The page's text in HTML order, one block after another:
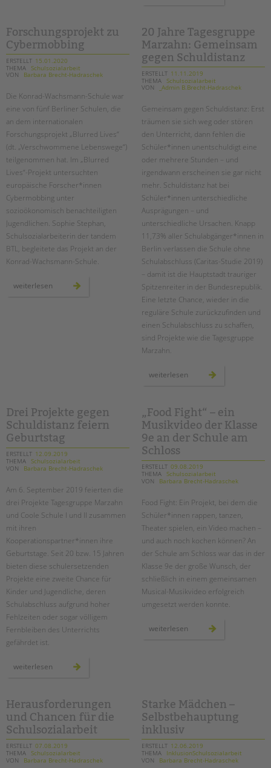
Forschungsprojekt zu
Cybermobbing
ERSTELLT 15.01.2020
THEMA Schulsozialarbeit
VON
Barbara Brecht-Hadraschek
Die Konrad-Wachsmann-Schule war
eine von fünf Berliner Schulen, die
an dem internationalen
Forschungsprojekt „Blurred Lives“
(dt. „Verschwommene Lebenswege“)
teilgenommen hat. Im „Blurred
Lives“-Projekt untersuchten
europäische Forscher*innen
Cybermobbing unter
sozioökonomisch benachteiligten
Jugendlichen. Sophie Stephan,
Schulsozialarbeiterin der tandem
BTL, begleitete das Projekt an der
Konrad-Wachsmann-Schule.
weiterlesen forschungsprojekt
20 Jahre Tagesgruppe
Marzahn: Gemeinsam
gegen Schuldistanz
ERSTELLT 11.11.2019
THEMA Schulsozialarbeit
VON
_Admin B.Brecht-Hadraschek
Gemeinsam gegen Schuldistanz: Erst
träumen sie sich weg oder stören
den Unterricht, dann fehlen die
Schüler*innen unentschuldigt eine
oder mehrere Stunden – und
irgendwann erscheinen sie gar nicht
mehr. Schuldistanz hat bei
Schüler*innen unterschiedliche
Ausprägungen – und
unterschiedliche Ursachen. Knapp
11,73% aller Schulabgänger*innen in
Berlin verlassen die Schule ohne
Schulabschluss (Caritas-Studie 2019)
– damit ist die Hauptstadt trauriger
Spitzenreiter in der Bundesrepublik.
Eine letzte Chance, wieder in die
reguläre Schule zurückzufinden und
einen Schulabschluss zu schaffen,
sind Projekte wie die Tagesgruppe
Marzahn.
weiterlesen
gegen
schuldistanz
Drei Projekte gegen
Schuldistanz feiern
Geburtstag
ERSTELLT 12.09.2019
THEMA Schulsozialarbeit
VON
Barbara Brecht-Hadraschek
Am 6. September 2019 feierten die
drei Projekte Tagesgruppe Marzahn
und Coole Schule I und II zusammen
mit ihren
Kooperationspartner*innen ihre
Geburtstage. Seit 20 bzw. 15 Jahren
bieten diese schulersetzenden
Projekte eine zweite Chance für
Kinder und Jugendliche, deren
Schulabschluss aufgrund hoher
Fehlzeiten oder sogar völligem
Fernbleiben des Unterrichts
gefährdet ist.
weiterlesen
projekte
geburtstag
„Food Fight“ – ein
Musikvideo der Klasse
9e an der Schule am
Schloss
ERSTELLT 09.08.2019
THEMA Schulsozialarbeit
VON
Barbara Brecht-Hadraschek
Food Fight: Ein Projekt, bei dem die
Schüler*innen rappen, tanzen,
Theater spielen, ein Video machen –
und auch noch kochen können? An
der Schule am Schloss war das in der
Klasse 9e der große Wunsch, der
schließlich in einem gemeinsamen
Musical-Musikvideo erfolgreich
umgesetzt werden konnte.
weiterlesen
schule
am
schloss
Herausforderungen
und Chancen für die
Schulsozialarbeit
ERSTELLT 07.08.2019
THEMA Schulsozialarbeit
VON
Barbara Brecht-Hadraschek
Starke Mädchen –
Selbstbehauptung
inklusiv
ERSTELLT 12.06.2019
THEMA
InklusionSchulsozialarbeit
VON
Barbara Brecht-Hadraschek